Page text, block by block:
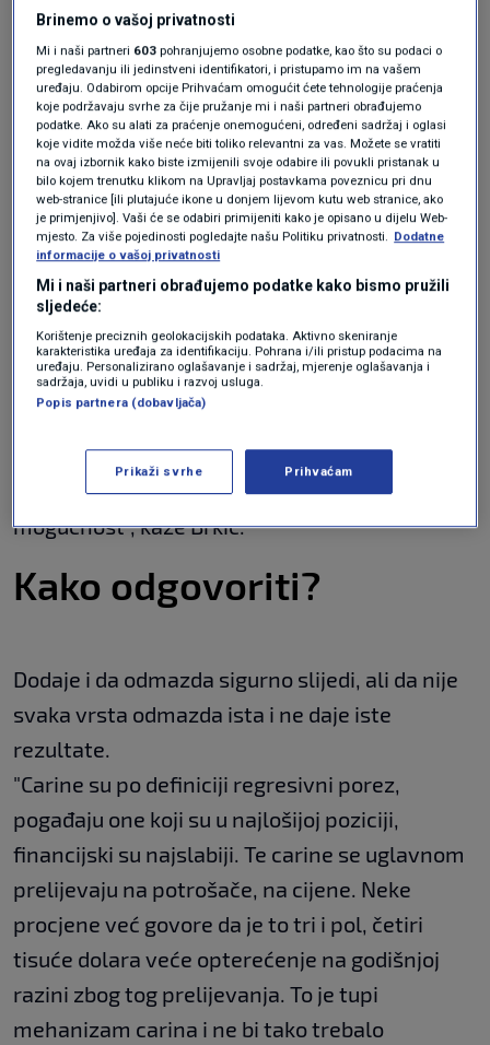
doći. Što je alternativa? U trgovinskom ratu
nitko ne može profitirati. Razgovori su na
dnevnom redu. Zašto Trump šokira, je li to
najbolji put? E, to je pitanje na koje treba
odgovarati, a čini mi se da se priča ne analizira
u javnosti tako. Zašto on ruši institucije u
Americi, ali i izvan nje? Sve institucije koje su
dovele Ameriku na poziciju najmoćnije zemlje
svijeta", govori.
"Ovo je situacija rata svih protiv sviju. Koliko
god Amerika bila jaka, ne može protiv svih.
ne bi trebalo raditi ništa da Amerika prođe loše,
da trgovinski ratovi eskaliraju. Nije daleko ta
mogućnost", kaže Brkić.
Kako odgovoriti?
Dodaje i da odmazda sigurno slijedi, ali da nije
svaka vrsta odmazda ista i ne daje iste
rezultate.
"Carine su po definiciji regresivni porez,
pogađaju one koji su u najlošijoj poziciji,
financijski su najslabiji. Te carine se uglavnom
prelijevaju na potrošače, na cijene. Neke
procjene već govore da je to tri i pol, četiri
tisuće dolara veće opterećenje na godišnjoj
razini zbog tog prelijevanja. To je tupi
mehanizam carina i ne bi tako trebalo
Brinemo o vašoj privatnosti
Mi i naši partneri 603 pohranjujemo osobne podatke, kao što su podaci o
pregledavanju ili jedinstveni identifikatori, i pristupamo im na vašem
uređaju. Odabirom opcije Prihvaćam omogućit ćete tehnologije praćenja
koje podržavaju svrhe za čije pružanje mi i naši partneri obrađujemo
podatke. Ako su alati za praćenje onemogućeni, određeni sadržaj i oglasi
koje vidite možda više neće biti toliko relevantni za vas. Možete se vratiti
na ovaj izbornik kako biste izmijenili svoje odabire ili povukli pristanak u
bilo kojem trenutku klikom na Upravljaj postavkama poveznicu pri dnu
web-stranice [ili plutajuće ikone u donjem lijevom kutu web stranice, ako
je primjenjivo]. Vaši će se odabiri primijeniti kako je opisano u dijelu Web-
mjesto. Za više pojedinosti pogledajte našu Politiku privatnosti. Dodatne
informacije o vašoj privatnosti
Mi i naši partneri obrađujemo podatke kako bismo pružili
sljedeće:
Korištenje preciznih geolokacijskih podataka. Aktivno skeniranje
karakteristika uređaja za identifikaciju. Pohrana i/ili pristup podacima na
uređaju. Personalizirano oglašavanje i sadržaj, mjerenje oglašavanja i
sadržaja, uvidi u publiku i razvoj usluga.
Popis partnera (dobavljača)
Prikaži svrhe Prihvaćam